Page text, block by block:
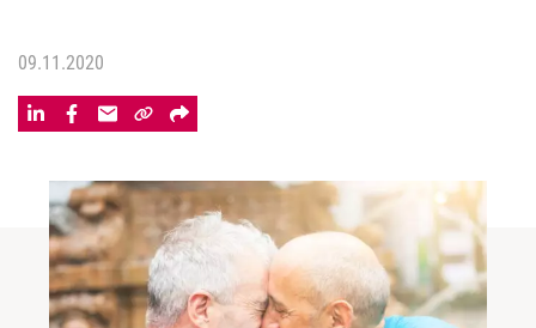
09.11.2020